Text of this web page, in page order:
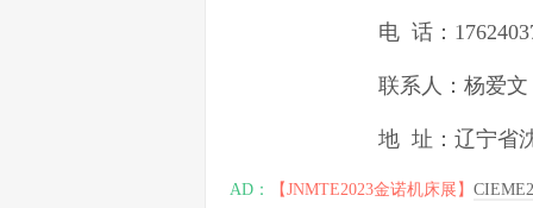
电 话：
联系人：杨爱文 在
地 址：辽宁省沈阳市和
AD： 【JNMTE2023金诺机床展】